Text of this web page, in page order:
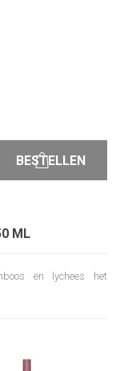
BESTELLEN
ML
en lychees het